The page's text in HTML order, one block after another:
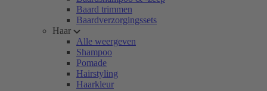
Baard trimmen
Baardverzorgingssets
Haar
Alle weergeven
Shampoo
Pomade
Hairstyling
Haarkleur